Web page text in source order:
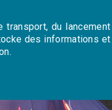
du lancement
des informations et